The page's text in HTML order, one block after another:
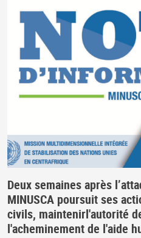
Deux semaines après
MINUSCA poursuit ses
civils, maintenirl'autorité
l'acheminement de l'aide